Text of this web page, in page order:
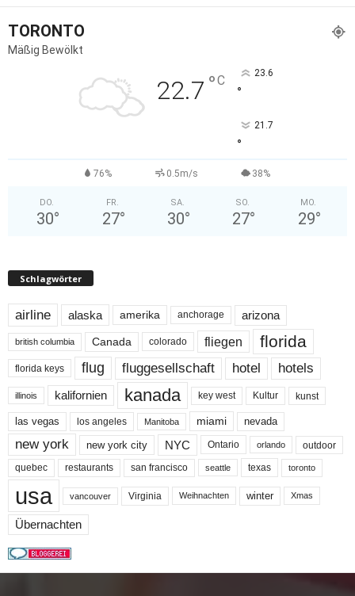
TORONTO
Mäßig Bewölkt
22.7 °C 23.6
°
21.7
°
76% 0.5m/s 38%
DO.
30°
FR.
27°
SA.
30°
SO.
27°
MO.
29°
Schlagwörter
airline alaska amerika anchorage arizona
british columbia Canada colorado fliegen florida
florida keys flug fluggesellschaft hotel hotels
illinois kalifornien kanada key west Kultur kunst
las vegas los angeles Manitoba miami nevada
new york new york city NYC Ontario orlando outdoor
quebec restaurants san francisco seattle texas toronto
usa vancouver Virginia Weihnachten winter Xmas
Übernachten